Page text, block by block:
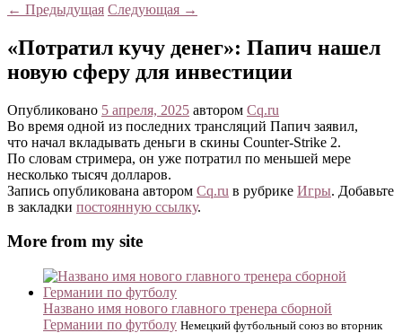
← Предыдущая Следующая →
«Потратил кучу денег»: Папич нашел
новую сферу для инвестиции
Опубликовано 5 апреля, 2025 автором Cq.ru
Во время одной из последних трансляций Папич заявил,
что начал вкладывать деньги в скины Counter-Strike 2.
По словам стримера, он уже потратил по меньшей мере
несколько тысяч долларов.
Запись опубликована автором Cq.ru в рубрике Игры. Добавьте
в закладки постоянную ссылку.
More from my site
Названо имя нового главного тренера сборной
Германии по футболу Немецкий футбольный союз во вторник